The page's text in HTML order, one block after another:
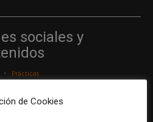
sociales y
Prácticas
de Cookies